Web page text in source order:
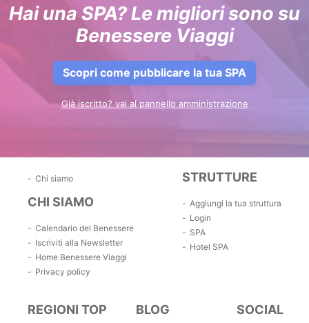
Hai una SPA? Le migliori sono su
Benessere Viaggi
Scopri come pubblicare la tua SPA
Già iscritto? vai al pannello amministrazione
Chi siamo
CHI SIAMO
Calendario del Benessere
Iscriviti alla Newsletter
Home Benessere Viaggi
Privacy policy
STRUTTURE
Aggiungi la tua struttura
Login
SPA
Hotel SPA
REGIONI TOP BLOG SOCIAL